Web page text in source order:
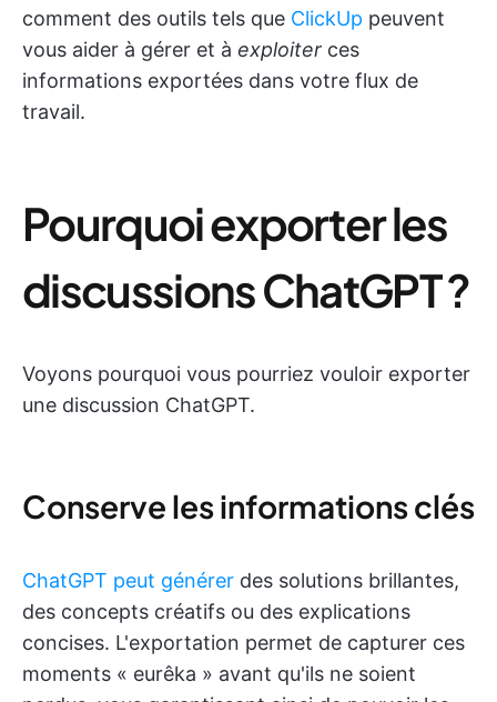
comment des outils tels que ClickUp peuvent
vous aider à gérer et à exploiter ces
informations exportées dans votre flux de
travail.
Pourquoi exporter les
discussions ChatGPT ?
Voyons pourquoi vous pourriez vouloir exporter
une discussion ChatGPT.
Conserve les informations clés
ChatGPT peut générer des solutions brillantes,
des concepts créatifs ou des explications
concises. L'exportation permet de capturer ces
moments « eurêka » avant qu'ils ne soient